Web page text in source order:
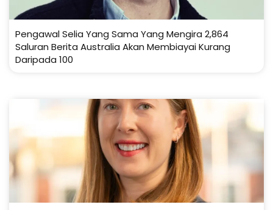
Pengawal Selia Yang Sama Yang Mengira 2,864
Saluran Berita Australia Akan Membiayai Kurang
Daripada 100